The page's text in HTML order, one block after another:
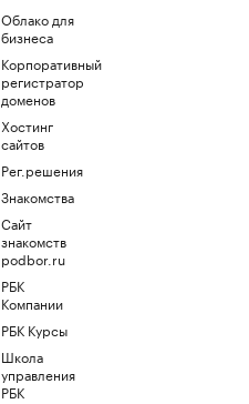
Облако для
бизнеса
Корпоративный
регистратор
доменов
Хостинг
сайтов
Рег.решения
Знакомства
Сайт
знакомств
podbor.ru
РБК
Компании
РБК Курсы
Школа
управления
РБК